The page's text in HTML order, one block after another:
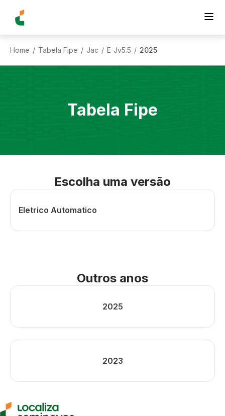
Home / Tabela Fipe / Jac / E-Jv5.5 / 2025
Tabela Fipe
Escolha uma versão
Eletrico Automatico
Outros anos
2025
2023